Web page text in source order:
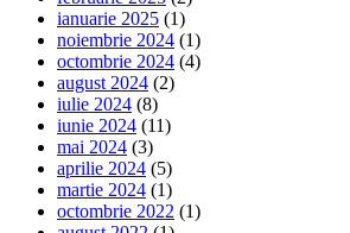
ianuarie 2025 (1)
noiembrie 2024 (1)
octombrie 2024 (4)
august 2024 (2)
iulie 2024 (8)
iunie 2024 (11)
mai 2024 (3)
aprilie 2024 (5)
martie 2024 (1)
octombrie 2022 (1)